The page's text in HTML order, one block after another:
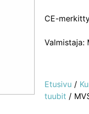
CE-
Valmistaja:
Etusivu /
tuubit /